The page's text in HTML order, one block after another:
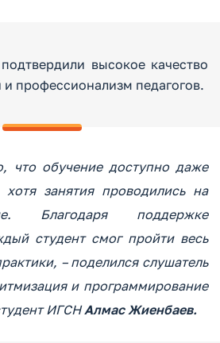
высокое качество
профессионализм педагогов.
что обучение доступно даже
хотя занятия проводились на
Благодаря поддержке
студент смог пройти весь
– поделился слушатель
и программирование
ИГСНАлмас Жиенбаев.